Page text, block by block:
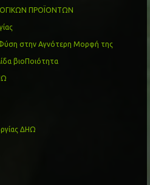
ΠΡΟΪΟΝΤΩΝ
Φύση στην Αγνότερη Μορφή της
βιοΠοιότητα
ΔΗΩ